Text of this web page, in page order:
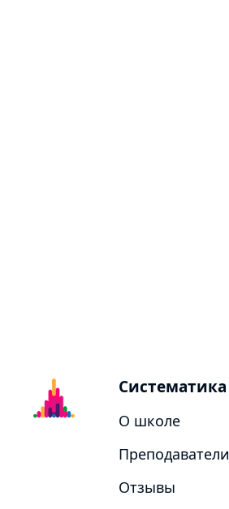
Систематика
О школе
Преподаватели
Отзывы